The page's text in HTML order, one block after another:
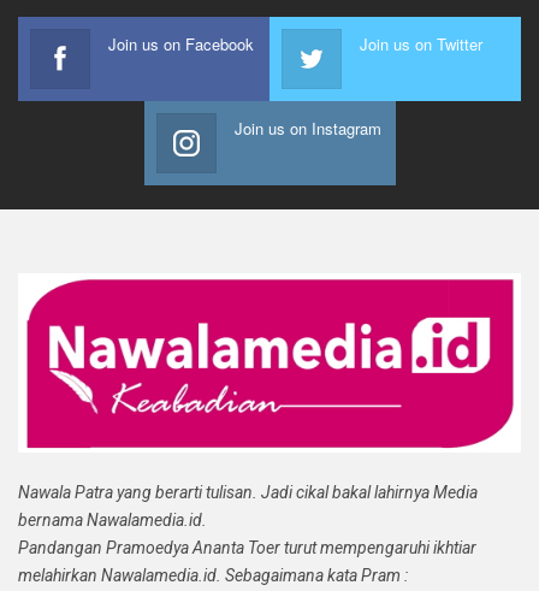
Join us on Facebook Join us on Twitter
Join us on Instagram
Nawala Patra yang berarti tulisan. Jadi cikal bakal lahirnya Media
bernama Nawalamedia.id.
Pandangan Pramoedya Ananta Toer turut mempengaruhi ikhtiar
melahirkan Nawalamedia.id. Sebagaimana kata Pram :